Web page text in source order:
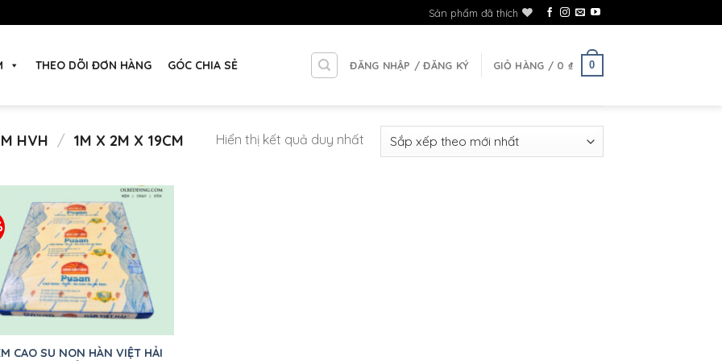
Sản phẩm đã thích
THEO DÕI ĐƠN HÀNG GÓC CHIA SẺ ĐĂNG NHẬP / ĐĂNG KÝ GIỎ HÀNG / 0 ₫ 0
HVH / 1M X 2M X 19CM Hiển thị kết quả duy nhất
sản
phẩm
yêu
thích
CAO SU NON HÀN VIỆT HẢI